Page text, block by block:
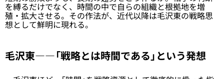
を縛るだけでなく、時間の中で自らの組織と根拠地を増
殖・拡大させる。その作法が、近代以降は毛沢東の戦略思
想として鮮明に現れる。
毛沢東――「戦略とは時間である」という発想